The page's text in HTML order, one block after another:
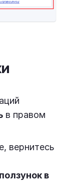
в правом
вернитесь
в